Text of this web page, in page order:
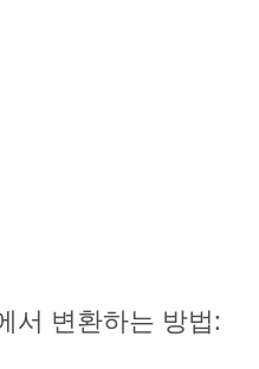
서 변환하는 방법: